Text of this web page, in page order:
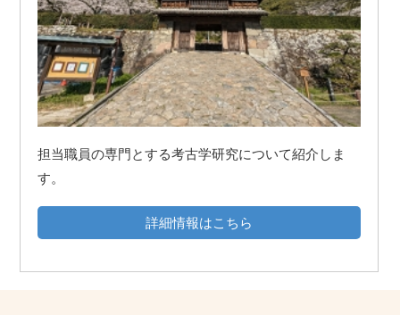
担当職員の専門とする考古学研究について紹介しま
す。
詳細情報はこちら